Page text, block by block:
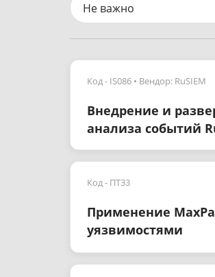
Не важно
Код - IS086 Вендор: RuSIEM
Внедрение и
анализа событий
Код - ПТ33
Применение
уязвимостями